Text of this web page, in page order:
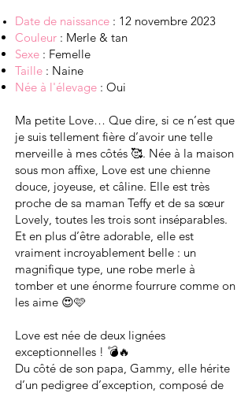
Date de naissance : 12 novembre 2023
Couleur : Merle & tan
Sexe : Femelle
Taille : Naine
Née à l'élevage : Oui
Ma petite Love… Que dire, si ce n’est que
je suis tellement fière d’avoir une telle
merveille à mes côtés 🥰. Née à la maison
sous mon affixe, Love est une chienne
douce, joyeuse, et câline. Elle est très
proche de sa maman Teffy et de sa sœur
Lovely, toutes les trois sont inséparables.
Et en plus d’être adorable, elle est
vraiment incroyablement belle : un
magnifique type, une robe merle à
tomber et une énorme fourrure comme on
les aime 😍🩷
Love est née de deux lignées
exceptionnelles ! 💣🔥
Du côté de son papa, Gammy, elle hérite
d’un pedigree d’exception, composé de